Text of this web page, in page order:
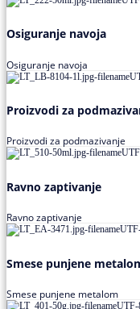
Osiguranje navoja
Osiguranje navoja
Proizvodi za
Proizvodi za podmazivanje
Ravno zaptivanje
Ravno zaptivanje
Smese punjene
Smese punjene metalom